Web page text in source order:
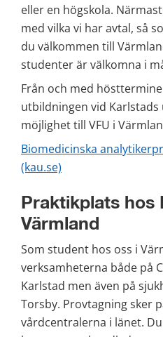
eller en högskola.
med vilka vi har avtal, så
du välkommen till
studenter är välkomna i
Från och med
utbildningen vid
möjlighet till VFU i
Biomedicinska
(kau.se)
Praktikplats hos
Värmland
Som student hos oss i
verksamheterna både på
Karlstad men även på
Torsby. Provtagning sker
vårdcentralerna i länet.